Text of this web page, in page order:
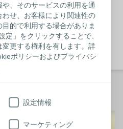
、そのサービスの利用を通
わせ、お客様により関連性の
的で利用する場合がありま
定」をクリックすることで、
更する権利を有します。詳
ポリシーおよびプライバシ
設定情報
マーケティング
ストレッチ腰周
ら強化していき
イトのためのお